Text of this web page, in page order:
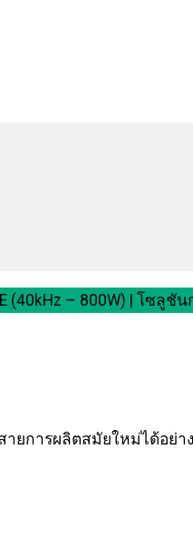
(40kHz – 800W) | โซลู
ายการผลิตสมัยใหม่ได้อย่